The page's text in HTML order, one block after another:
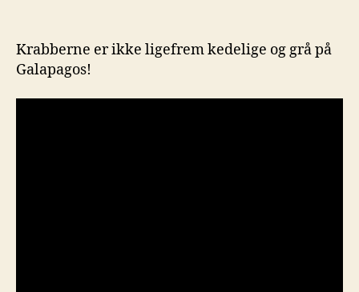
Krabberne er ikke ligefrem kedelige og grå på
Galapagos!